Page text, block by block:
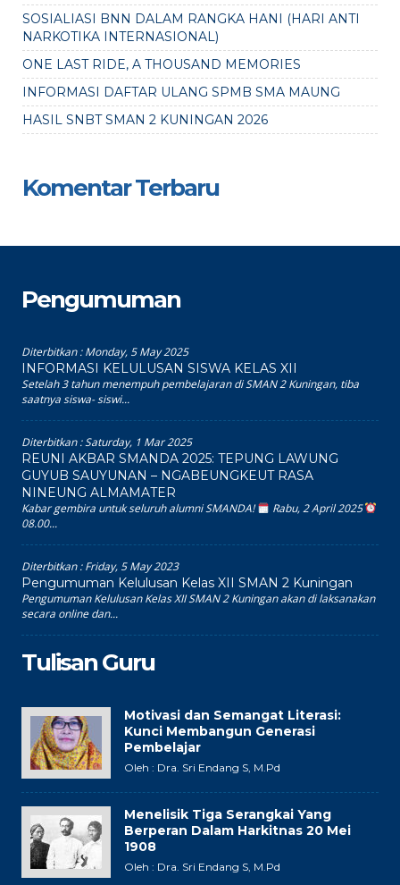
SOSIALIASI BNN DALAM RANGKA HANI (HARI ANTI
NARKOTIKA INTERNASIONAL)
ONE LAST RIDE, A THOUSAND MEMORIES
INFORMASI DAFTAR ULANG SPMB SMA MAUNG
HASIL SNBT SMAN 2 KUNINGAN 2026
Komentar Terbaru
Pengumuman
Diterbitkan :Monday, 5 May 2025
INFORMASI KELULUSAN SISWA KELAS XII
Setelah 3 tahun menempuh pembelajaran di SMAN 2 Kuningan, tiba
saatnya siswa- siswi...
Diterbitkan :Saturday, 1 Mar 2025
REUNI AKBAR SMANDA 2025: TEPUNG LAWUNG
GUYUB SAUYUNAN – NGABEUNGKEUT RASA
NINEUNG ALMAMATER
Kabar gembira untuk seluruh alumni SMANDA!
Rabu, 2 April 2025
08.00...
Diterbitkan :Friday, 5 May 2023
Pengumuman Kelulusan Kelas XII SMAN 2 Kuningan
Pengumuman Kelulusan Kelas XII SMAN 2 Kuningan akan di laksanakan
secara online dan...
Tulisan Guru
Motivasi dan Semangat Literasi:
Kunci Membangun Generasi
Pembelajar
Oleh : Dra. Sri Endang S, M.Pd
Menelisik Tiga Serangkai Yang
Berperan Dalam Harkitnas 20 Mei
1908
Oleh : Dra. Sri Endang S, M.Pd